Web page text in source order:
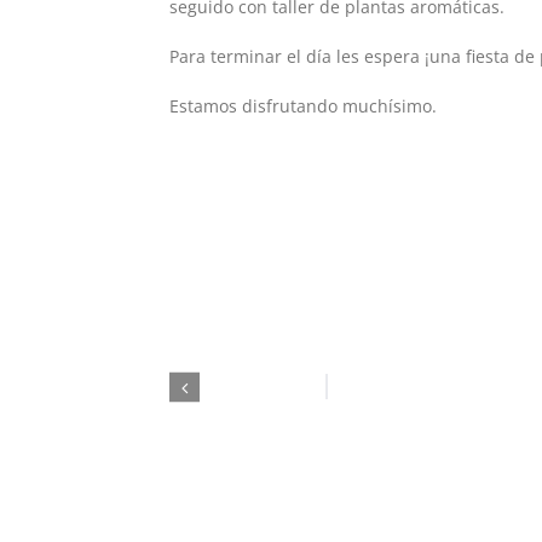
seguido con taller de plantas aromáticas.
Para terminar el día les espera ¡una fiesta de
Estamos disfrutando muchísimo.